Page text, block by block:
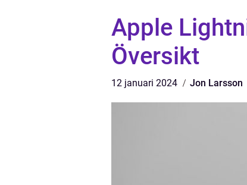
Apple
Översikt
12 januari 2024 Jon Larsson